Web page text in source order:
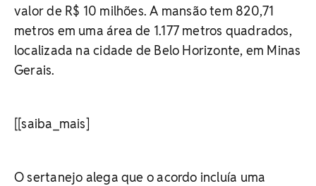
valor de R$ 10 milhões. A mansão tem 820,71
metros em uma área de 1.177 metros quadrados,
localizada na cidade de Belo Horizonte, em Minas
Gerais.
[[saiba_mais]
O sertanejo alega que o acordo incluía uma